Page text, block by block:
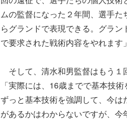
ムの監督になった２年間、選手
らグランドで表現できる。グラ
で要求された戦術内容をやれます」
そして、清水和男監督はもう１
「実際には、16歳までで基本技
ずっと基本技術を強調して、今
があるかはわからないですが、